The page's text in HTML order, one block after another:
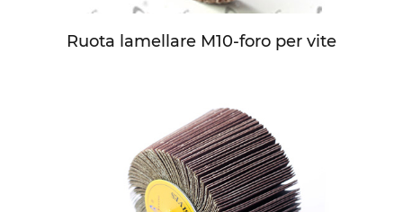
Ruota lamellare M10-foro per vite